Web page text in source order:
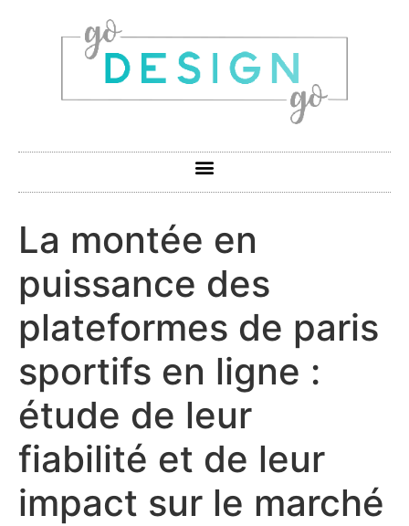
La montée en
puissance des
plateformes de paris
sportifs en ligne :
étude de leur
fiabilité et de leur
impact sur le marché